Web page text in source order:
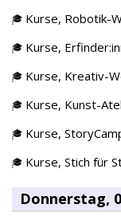
Kurse, Robotik-
Kurse,
Kurse, Kreativ-
Kurse, Kunst-
Kurse,
Kurse, Stich für
Donnerstag,